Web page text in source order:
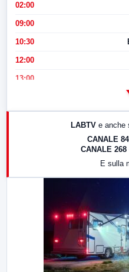
02:00
09:00
10:30
12:00
13:00
LABTV e anche
CANALE 84
CANALE 268
E sulla